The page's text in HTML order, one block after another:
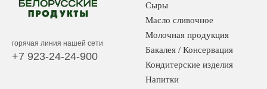
горячая линия нашей сети
+7 923-24-24-900
Сыры
Масло сливочное
Молочная продукция
Бакалея / Консервация
Кондитерские изделия
Напитки